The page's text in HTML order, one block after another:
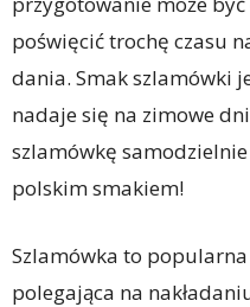
poświęcić trochę czasu
dania. Smak szlamówki
nadaje się na zimowe
szlamówkę
polskim smakiem!
Szlamówka to
polegająca na